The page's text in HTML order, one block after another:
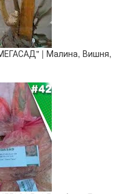
| Малина, Вишня,